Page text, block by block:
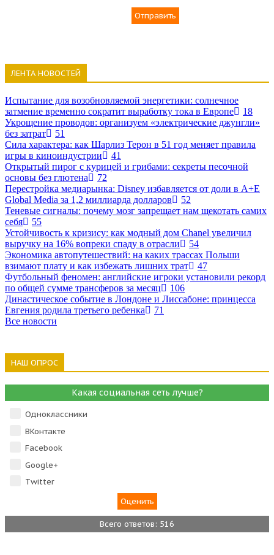
Отправить
ЛЕНТА НОВОСТЕЙ
Испытание для возобновляемой энергетики: солнечное
затмение временно сократит выработку тока в Европе
18
Укрощение проводов: организуем «электрические джунгли»
без затрат
51
Сила характера: как Шарлиз Терон в 51 год меняет правила
игры в киноиндустрии
41
Открытый пирог с курицей и грибами: секреты песочной
основы без глютена
72
Перестройка медиарынка: Disney избавляется от доли в A+E
Global Media за 1,2 миллиарда долларов
52
Теневые сигналы: почему мозг запрещает нам щекотать самих
себя
55
Устойчивость к кризису: как модный дом Chanel увеличил
выручку на 16% вопреки спаду в отрасли
54
Экономика автопутешествий: на каких трассах Польши
взимают плату и как избежать лишних трат
47
Футбольный феномен: английские игроки установили рекорд
по общей сумме трансферов за месяц
106
Династическое событие в Лондоне и Лиссабоне: принцесса
Евгения родила третьего ребенка
71
Все новости
НАШ ОПРОС
Какая социальная сеть лучше?
Одноклассники
ВКонтакте
Facebook
Google+
Тwitter
Всего ответов: 516